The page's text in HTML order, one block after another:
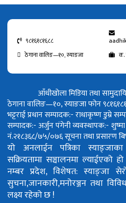
९८१६१८१६८८
ठेगाना वालिङ—१०, स्याङजा
क.
आँधीखोला मिडिया तथा
ठेगाना वालिङ—१०, स्याङजा फोन
भट्टराईप्रधान सम्पादक:- राधाकृष्ण डुम्रे
सम्पादक:- अर्जुन पंगेनीव्यवस्थापक:- शुष्मा
नं.२१८३६८/७५/०७६सूचना तथा प्रसारण
यो अनलाईन पत्रिका स्याङ्जाका
सक्रियतामा सञ्चालनमा ल्याईएको
नम्बर प्रदेश, विशेषत: स्याङ्जा
सुचना,जानकारी,मनोरञ्जन तथा
लक्ष्य रहेको छ !